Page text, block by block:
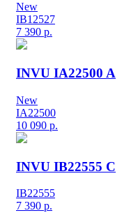
New
IB12527
7 390 р.
INVU IA22500 A
New
IA22500
10 090 р.
INVU IB22555 C
IB22555
7 390 р.